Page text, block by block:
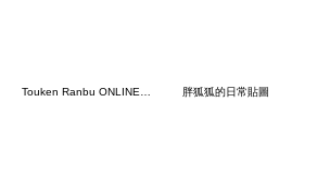
胖狐狐的日常貼圖